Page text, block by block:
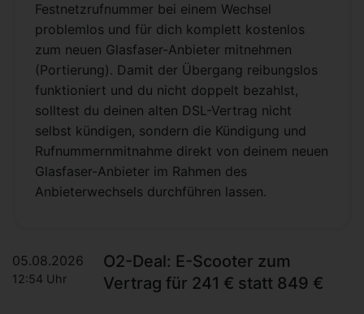
Festnetzrufnummer bei einem Wechsel
problemlos und für dich komplett kostenlos
zum neuen Glasfaser-Anbieter mitnehmen
(Portierung). Damit der Übergang reibungslos
funktioniert und du nicht doppelt bezahlst,
solltest du deinen alten DSL-Vertrag nicht
selbst kündigen, sondern die Kündigung und
Rufnummernmitnahme direkt von deinem neuen
Glasfaser-Anbieter im Rahmen des
Anbieterwechsels durchführen lassen.
05.08.2026
12:54 Uhr
O2-Deal: E-Scooter zum
Vertrag für 241 € statt 849 €